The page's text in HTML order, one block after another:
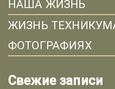
НАША ЖИЗНЬ
ЖИЗНЬ
ФОТОГРАФИЯХ
Свежие записи